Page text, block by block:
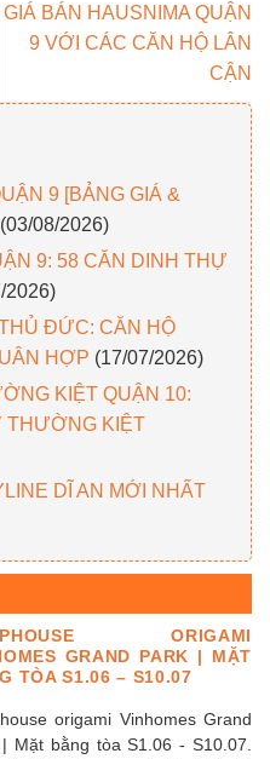
GIÁ BÁN HAUSNIMA QUẬN
9 VỚI CÁC CĂN HỘ LÂN
CẬN
9 [BẢNG GIÁ &
(03/08/2026)
9: 58 CĂN DINH THỰ
2026)
ĐỨC: CĂN HỘ
HỢP (17/07/2026)
KIỆT QUẬN 10:
THƯỜNG KIỆT
DĨ AN MỚI NHẤT
ORIGAMI
GRAND PARK | MẶT
TÒA S1.06 – S10.07
origami Vinhomes Grand
| Mặt bằng tòa S1.06 - S10.07.